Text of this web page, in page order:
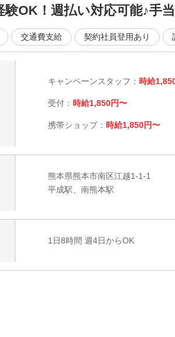
OK！週払い対応可能♪手
交通費支給 契約社員登用あり
キャンペーンスタッフ： 時給
受付： 時給1,850円〜
携帯ショップ： 時給1,850円〜
熊本県熊本市南区江越1-1-1
平成駅、南熊本駅
1日8時間 週4日からOK